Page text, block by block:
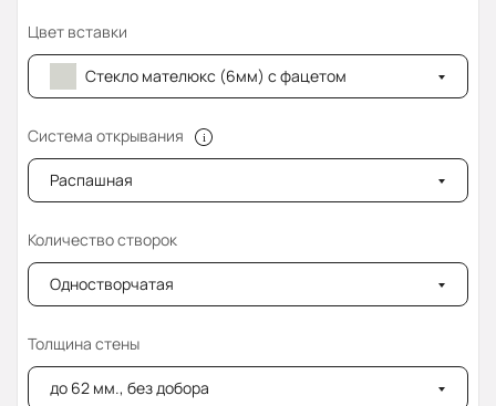
Цвет вставки
Стекло мателюкс (6мм) с фацетом
Система открывания
Распашная
Количество створок
Одностворчатая
Толщина стены
до 62 мм., без добора